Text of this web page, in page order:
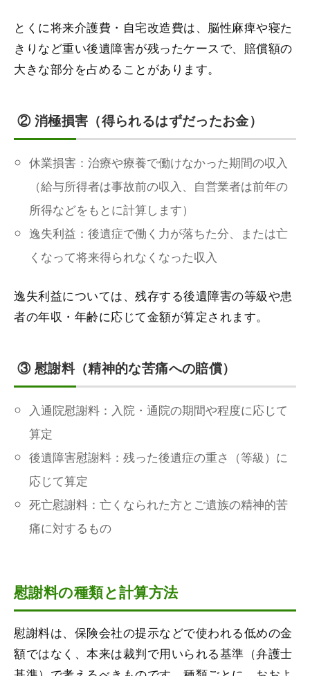
とくに将来介護費・自宅改造費は、脳性麻痺や寝た
きりなど重い後遺障害が残ったケースで、賠償額の
大きな部分を占めることがあります。
② 消極損害（得られるはずだったお金）
休業損害：治療や療養で働けなかった期間の収入
（給与所得者は事故前の収入、自営業者は前年の
所得などをもとに計算します）
逸失利益：後遺症で働く力が落ちた分、または亡
くなって将来得られなくなった収入
逸失利益については、残存する後遺障害の等級や患
者の年収・年齢に応じて金額が算定されます。
③ 慰謝料（精神的な苦痛への賠償）
入通院慰謝料：入院・通院の期間や程度に応じて
算定
後遺障害慰謝料：残った後遺症の重さ（等級）に
応じて算定
死亡慰謝料：亡くなられた方とご遺族の精神的苦
痛に対するもの
慰謝料の種類と計算方法
慰謝料は、保険会社の提示などで使われる低めの金
額ではなく、本来は裁判で用いられる基準（弁護士